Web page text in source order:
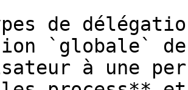
de
`globale`
à une